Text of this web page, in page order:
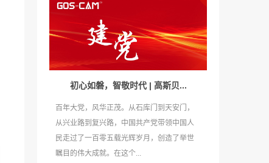
初心如磐，智敬时代 | 高斯贝...
百年大党，风华正茂。从石库门到天安门，
从兴业路到复兴路，中国共产党带领中国人
民走过了一百零五载光辉岁月，创造了举世
瞩目的伟大成就。在这个...